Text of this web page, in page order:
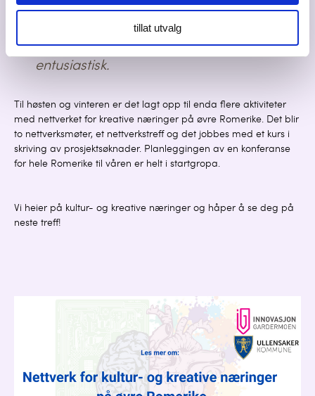
tillat utvalg
annet har det vært drøftet muligheten
for en egen portal og hvilke funksjoner
den eventuelt skulle hatt, sier Kovacs
entusiastisk.
Til høsten og vinteren er det lagt opp til enda flere aktiviteter
med nettverket for kreative næringer på øvre Romerike. Det blir
to nettverksmøter, et nettverkstreff og det jobbes med et kurs i
skriving av prosjektsøknader. Planleggingen av en konferanse
for hele Romerike til våren er helt i startgropa.
Vi heier på kultur- og kreative næringer og håper å se deg på
neste treff!